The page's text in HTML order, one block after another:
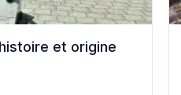
et origine